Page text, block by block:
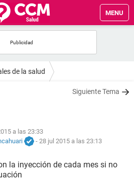
MENU
de la salud
Siguiente Tema
a las 23:33
- 28 jul 2015 a las 23:13
la inyección de cada mes si no